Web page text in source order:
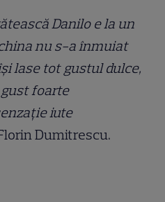
Danilo e la un
nu s-a înmuiat
lase tot gustul dulce,
foarte
iute
Dumitrescu.